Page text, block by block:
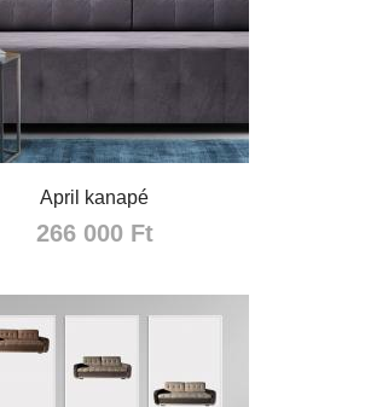
April kanapé
266 000 Ft